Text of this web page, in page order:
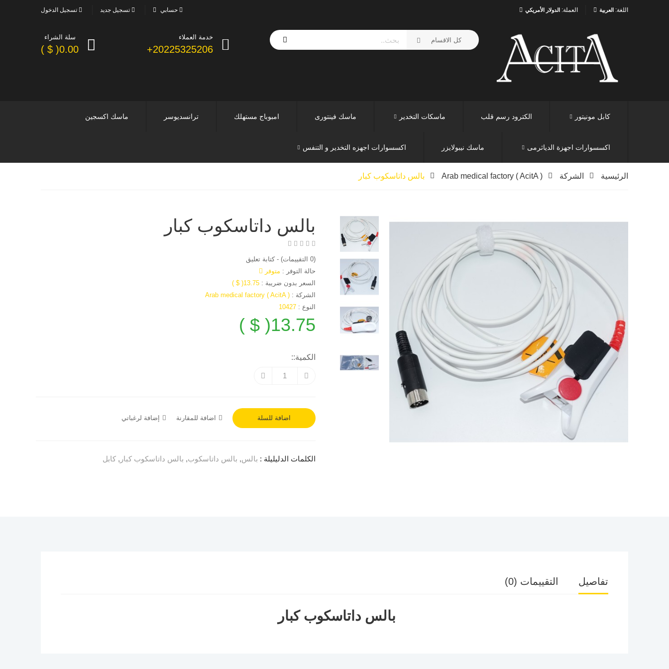
اللغة: العربية العملة: الدولار الأمريكي حسابي تسجيل جديد تسجيل الدخول
خدمة العملاء
20225325206+
سلة الشراء
0.00( $ )
كابل مونيتور الكترود رسم قلب ماسكات التخدير ماسك فينتورى امبوباج مستهلك ترانسديوسر ماسك اكسجين
اكسسوارات اجهزة الدياثرمى ماسك نيبولايزر اكسسوارات اجهزه التخدير و التنفس
الرئيسية الشركة Arab medical factory ( AcitA ) بالس داتاسكوب كبار
بالس داتاسكوب كبار
(0 التقييمات) -كتابة تعليق
حالة التوفر : متوفر
السعر بدون ضريبة : 13.75( $ )
الشركة : Arab medical factory ( AcitA )
النوع : 10427
13.75( $ )
الكمية::
اضافة للسلة اضافة للمقارنة إضافة لرغباتي
الكلمات الدليليلة : بالس, بالس داتاسكوب, بالس داتاسكوب كبار , كابل
تفاصيل التقييمات (0)
بالس داتاسكوب كبار